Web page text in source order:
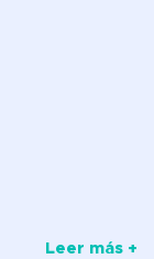
Leer más +